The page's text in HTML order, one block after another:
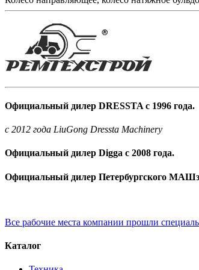
Официальный дилер DRESSTA с 1996 года.
c 2012 года LiuGong Dressta Machinery
Официальный дилер Digga с 2008 года.
Официальный дилер Петербургского
Все рабочие места компании прошли
Каталог